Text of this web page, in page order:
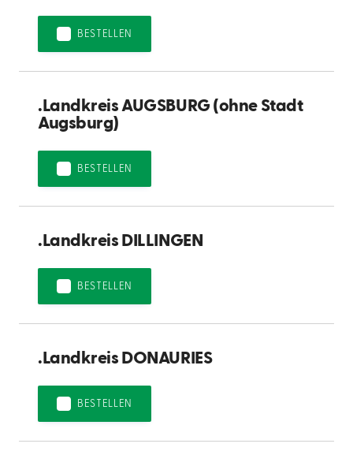
BESTELLEN
.Landkreis AUGSBURG (ohne Stadt
Augsburg)
BESTELLEN
.Landkreis DILLINGEN
BESTELLEN
.Landkreis DONAURIES
BESTELLEN